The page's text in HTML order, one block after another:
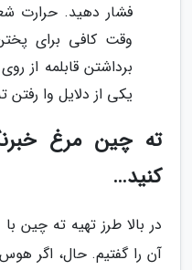
فشار دهید. حرارت
وقت کافی برای
برداشتن قابلمه از
یکی از دلایل وا
ته چین مرغ
کنید…
در بالا طرز تهیه ته چین
آن را گفتیم. حال، اگر